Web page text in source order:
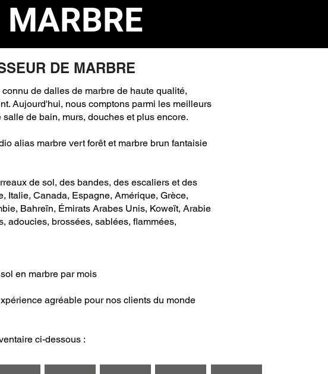
DE MARBRE
de dalles de marbre de haute qualité,
Aujourd'hui, nous comptons parmi les meilleurs
de bain, murs, douches et plus encore.
alias marbre vert forêt et marbre brun fantaisie
de sol, des bandes, des escaliers et des
Italie, Canada, Espagne, Amérique, Grèce,
Bahreïn, Émirats Arabes Unis, Koweït, Arabie
adoucies, brossées, sablées, flammées,
en marbre par mois
agréable pour nos clients du monde
ci-dessous :